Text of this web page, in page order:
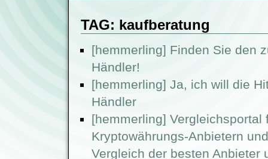
TAG: kaufberatung
[hemmerling] Finden Sie den
Händler!
[hemmerling] Ja, ich will die
Händler
[hemmerling] Vergleichsportal
Kryptowährungs-Anbietern
Vergleich der besten Anbieter